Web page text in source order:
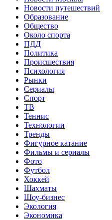
Новости путешествий
Образование
Общество
Около спорта
ПДД
Политика
Происшествия
Психология
Рынки
Сериалы
Спорт
ТВ
Теннис
Технологии
Тренды
Фигурное катание
Фильмы и сериалы
Фото
Футбол
Хоккей
Шахматы
Шоу-бизнес
Экология
Экономика